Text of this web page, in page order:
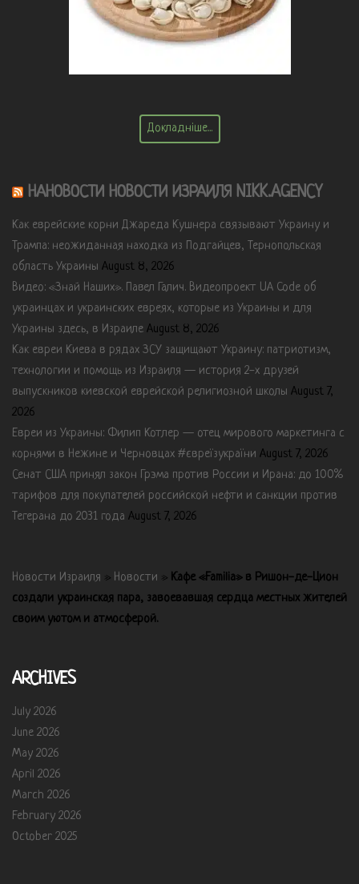
Докладніше...
НАНОВОСТИ НОВОСТИ ИЗРАИЛЯ NIKK.AGENCY
Как еврейские корни Джареда Кушнера связывают Украину и
Трампа: неожиданная находка из Подгайцев, Тернопольская
область Украины August 8, 2026
Видео: «Знай Наших». Павел Галич. Видеопроект UA Code об
украинцах и украинских евреях, которые из Украины и для
Украины здесь, в Израиле August 8, 2026
Как евреи Киева в рядах ЗСУ защищают Украину: патриотизм,
технологии и помощь из Израиля — история 2-х друзей
выпускников киевской еврейской религиозной школы August 7,
2026
Евреи из Украины: Филип Котлер — отец мирового маркетинга с
корнями в Нежине и Черновцах #євреїзукраїни August 7, 2026
Сенат США принял закон Грэма против России и Ирана: до 100%
тарифов для покупателей российской нефти и санкции против
Тегерана до 2031 года August 7, 2026
Новости Израиля » Новости » Кафе «Familia» в Ришон-де-Цион
создали украинская пара, завоевавшая сердца местных жителей
своим уютом и атмосферой.
ARCHIVES
July 2026
June 2026
May 2026
April 2026
March 2026
February 2026
October 2025